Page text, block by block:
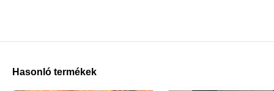
Hasonló termékek